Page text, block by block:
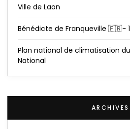
Ville de Laon
Bénédicte de Franqueville 🇫🇷-
Plan national de climatisation
National
ARCHIVES